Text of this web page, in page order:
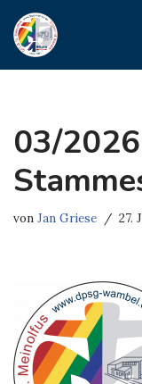
Zum
Inhalt
03/2026
von Jan Griese 27.